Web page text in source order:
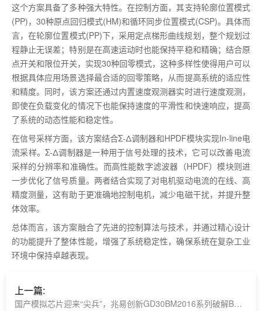
这个方案具备了多种强大特性。在控制方面，其支持轮廓位置模式
(PP)， 30种原点回归模式(HM)和循环同步位置模式(CSP)。具体而
言，在轮廓位置模式(PP)下，采用定点梯形曲线规划，整个规划过
程静止无误差；特别是在高速运动时也能保持平稳和精确；结合原
点开关和限位开关，实现30种回零模式，这种多样性使得用户可以
根据具体应用场景选择最合适的回零策略，从而提高系统的适应性
和精度。同时，该方案还通过内置速度观测器实时进行速度观测，
即使在负载变化的情况下也能保持速度的平滑性和快速响应，提高
了系统的动态性能和稳定性。
在信号采样方面，该方案结合Σ-Δ调制器和HPDF模块实现In-line电
流采样。Σ-Δ调制器是一种用于信号处理的技术，它可以改善电流
采样的分辨率和准确性。而高性能数字滤波器（HPDF）模块则进
一步优化了信号质量。两者结合实现了对电机驱动电流的在线、高
精度测量，这有助于更准确地控制电机，减少电磁干扰，并提升整
体效率。
总体而言，该方案融合了先进的控制算法与技术，并通过精心设计
的功能提升了整体性能，增强了系统稳定性，确保系统在复杂工业
环境中保持卓越表现。
上一篇:
国产模拟芯片迎来“尖兵”，兆易创新GD30BM2016系列破解BMS AFE四大痛点